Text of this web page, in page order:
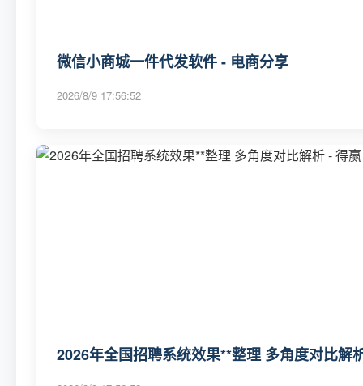
微信小商城一件代发软件 - 电商分享
2026/8/9 17:56:52
2026年全国招聘系统效果**整理 多角度对比解